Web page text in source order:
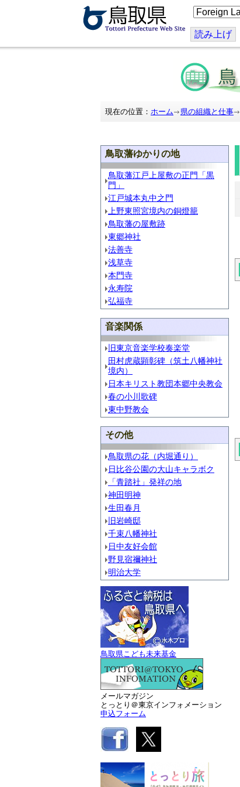
こ
の
ジ
を
訳
す
る
読み上げ
現在の位置： ホーム 県の組織と仕事
鳥取藩ゆかりの地
鳥取藩江戸上屋敷の正門「黒
門」
江戸城本丸中之門
上野東照宮境内の銅燈籠
鳥取藩の屋敷跡
東郷神社
法善寺
浅草寺
本門寺
永寿院
弘福寺
音楽関係
旧東京音楽学校奏楽堂
田村虎蔵顕彰碑（筑土八幡神社
境内）
日本キリスト教団本郷中央教会
春の小川歌碑
東中野教会
その他
鳥取県の花（内堀通り）
日比谷公園の大山キャラボク
「青踏社」発祥の地
神田明神
生田春月
旧岩崎邸
千束八幡神社
日中友好会館
野見宿禰神社
明治大学
鳥取県こども未来基金
メールマガジン
とっとり＠東京インフォメーション
申込フォーム